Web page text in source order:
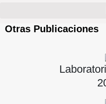
Otras Publicaciones